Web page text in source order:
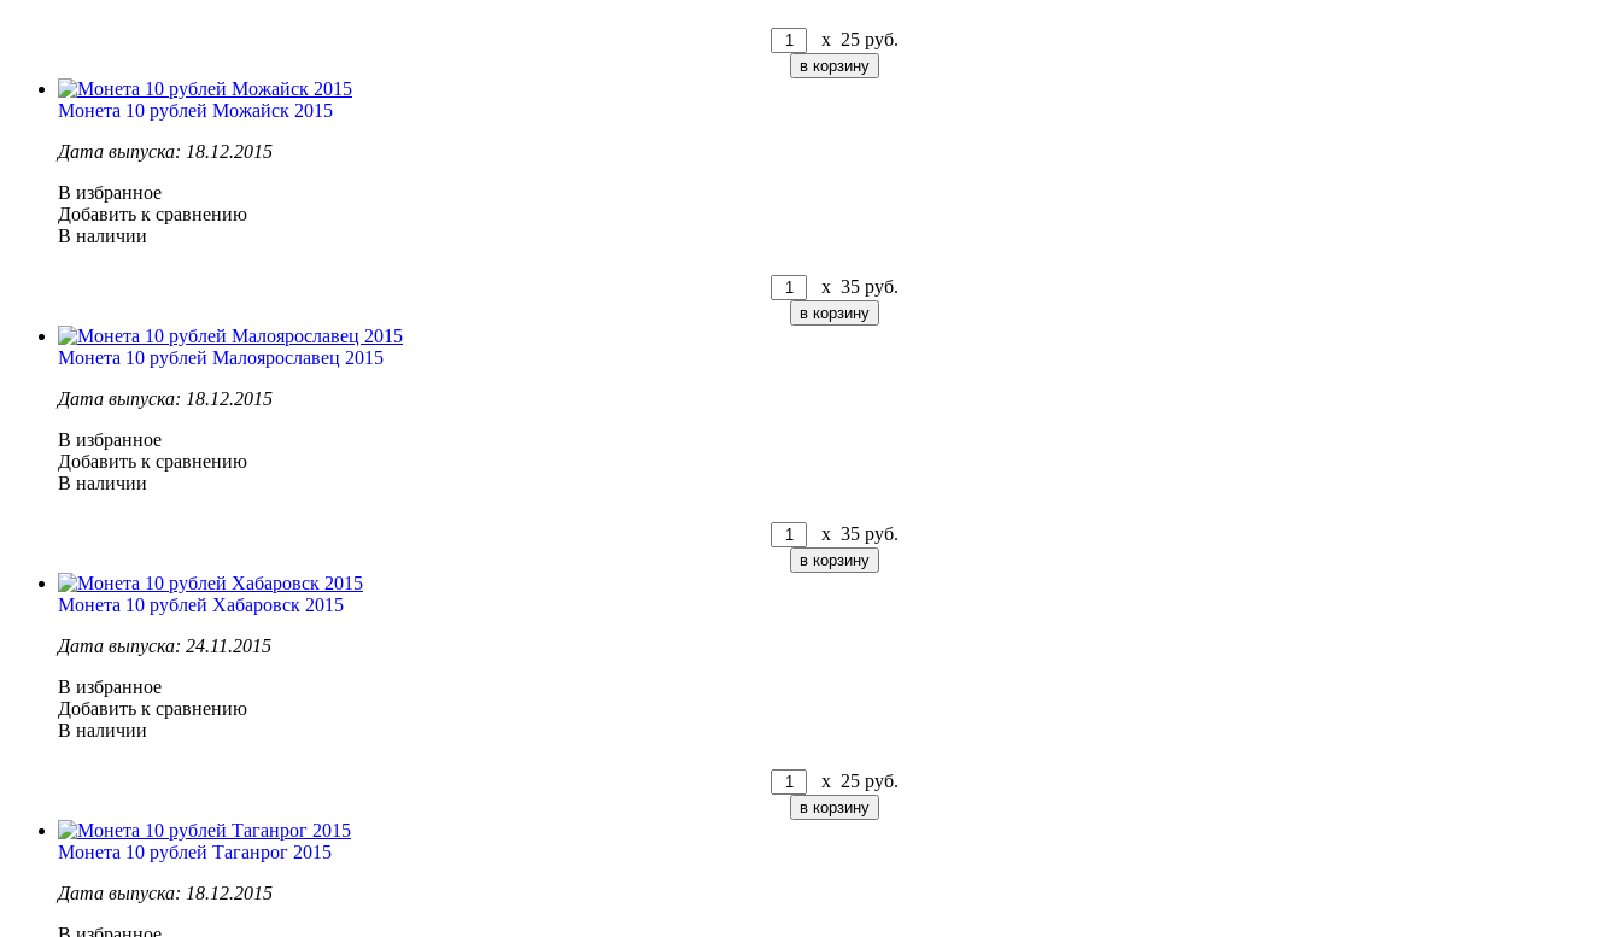
x 25 руб.
Монета 10 рублей Можайск 2015
Дата выпуска: 18.12.2015
В избранное
Добавить к сравнению
В наличии
x 35 руб.
Монета 10 рублей Малоярославец 2015
Дата выпуска: 18.12.2015
В избранное
Добавить к сравнению
В наличии
x 35 руб.
Монета 10 рублей Хабаровск 2015
Дата выпуска: 24.11.2015
В избранное
Добавить к сравнению
В наличии
x 25 руб.
Монета 10 рублей Таганрог 2015
Дата выпуска: 18.12.2015